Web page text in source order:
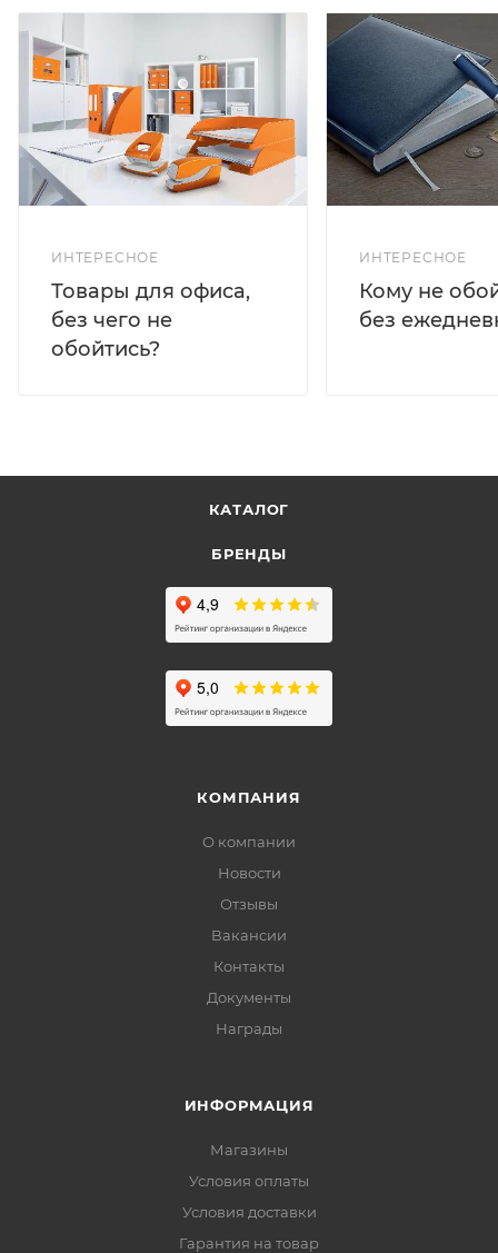
ИНТЕРЕСНОЕ
Товары для офиса,
без чего не
обойтись?
ИНТЕРЕСНОЕ
Кому не
без
КАТАЛОГ
БРЕНДЫ
КОМПАНИЯ
О компании
Новости
Отзывы
Вакансии
Контакты
Документы
Награды
ИНФОРМАЦИЯ
Магазины
Условия оплаты
Условия доставки
Гарантия на товар